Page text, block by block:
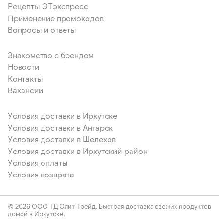
Рецепты ЭТэкспресс
Применение промокодов
Вопросы и ответы
Знакомство с брендом
Новости
Контакты
Вакансии
Условия доставки в Иркутске
Условия доставки в Ангарск
Условия доставки в Шелехов
Условия доставки в Иркутский район
Условия оплаты
Условия возврата
© 2026 ООО ТД Элит Трейд. Быстрая доставка свежих продуктов
домой в Иркутске.